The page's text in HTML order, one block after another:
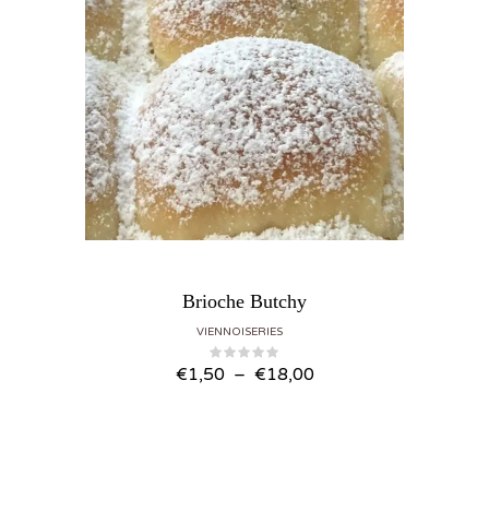
Brioche Butchy
VIENNOISERIES
€1,50 – €18,00Plage